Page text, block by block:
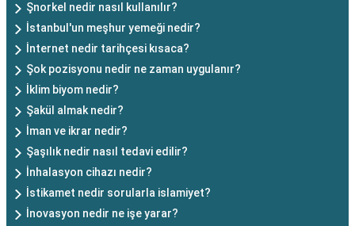
Şnorkel nedir nasıl kullanılır?
İstanbul'un meşhur yemeği nedir?
İnternet nedir tarihçesi kısaca?
Şok pozisyonu nedir ne zaman uygulanır?
İklim biyom nedir?
Şakül almak nedir?
İman ve ikrar nedir?
Şaşılık nedir nasıl tedavi edilir?
İnhalasyon cihazı nedir?
İstikamet nedir sorularla islamiyet?
İnovasyon nedir ne işe yarar?